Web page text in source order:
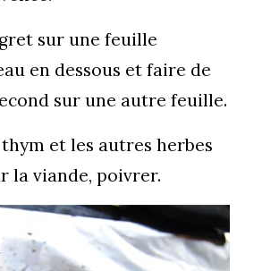
sur une feuille
en dessous et faire de
sur une autre feuille.
et les autres herbes
la viande, poivrer.